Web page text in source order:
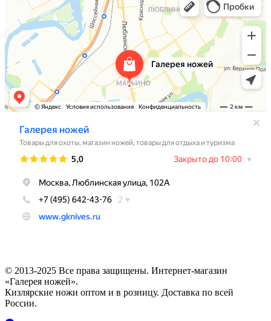
© 2013-2025 Все права защищены. Интернет-магазин
«Галерея ножей».
Кизлярские ножи оптом и в розницу. Доставка по всей
России.